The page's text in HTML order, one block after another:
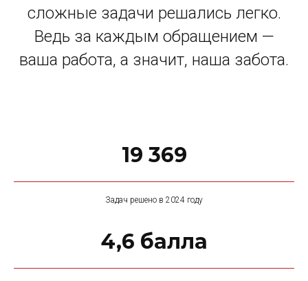
сложные задачи решались легко.
Ведь за каждым обращением —
ваша работа, а значит, наша забота.
19 369
Задач решено в 2024 году
4,6 балла